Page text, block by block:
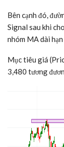
Bên cạnh đó,
Signal sau khi
nhóm MA dài
Mục tiêu giá
3,480 tương